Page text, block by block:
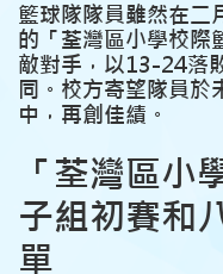
籃球隊隊員雖然在二
的「荃灣區小學校際
敵對手，以13-24落
同。校方寄望隊員於
中，再創佳績。
「荃灣區小
子組初賽和
單